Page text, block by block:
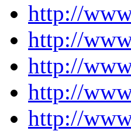
http://
http://
http://
http://
http://